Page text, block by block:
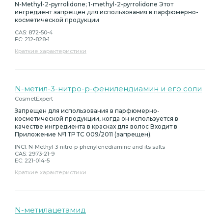
N-Methyl-2-pyrrolidone; 1-methyl-2-pyrrolidone Этот
ингредиент запрещен для использования в парфюмерно-
косметической продукции
CAS: 872-50-4
EC: 212-828-1
Краткие характеристики
N-метил-3-нитро-p-фенилендиамин и его соли
CosmetExpert
Запрещен для использования в парфюмерно-
косметической продукции, когда он используется в
качестве ингредиента в красках для волос Входит в
Приложение №1 ТР ТС 009/2011 (запрещен).
INCI: N-Methyl-3-nitro-p-phenylenediamine and its salts
CAS: 2973-21-9
EC: 221-014-5
Краткие характеристики
N-метилацетамид